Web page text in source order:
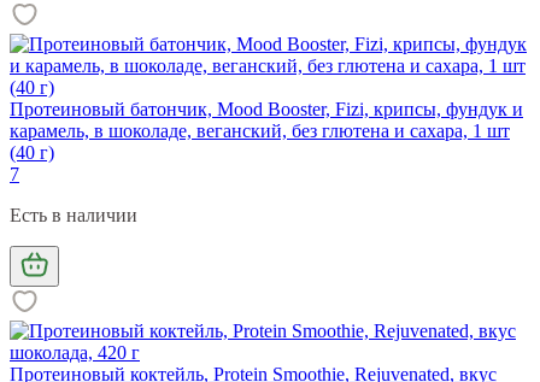
Протеиновый батончик, Mood Booster, Fizi, крипсы, фундук и
карамель, в шоколаде, веганский, без глютена и сахара, 1 шт
(40 г)
7
Есть в наличии
Протеиновый коктейль, Protein Smoothie, Rejuvenated, вкус